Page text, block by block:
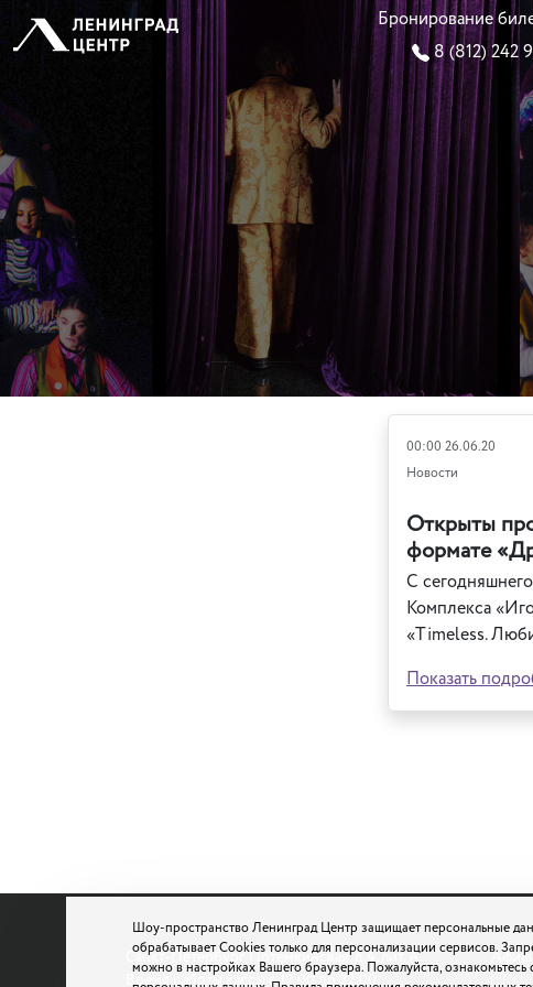
Шоу-пространство Ленинград Центр защищает персональные
обрабатывает Cookies только для персонализации сервисов.
можно в настройках Вашего браузера. Пожалуйста, ознакомьтесь
Бронирование
8 (812) 242
00:00 26.06.20
Новости
Открыты
формате
С
Комплекса
«Timeless.
Показать
Санкт-Петербург, Потемкинская, д.4, лит. А
Время работы кассы с 12:00 до 22:00
Шоу